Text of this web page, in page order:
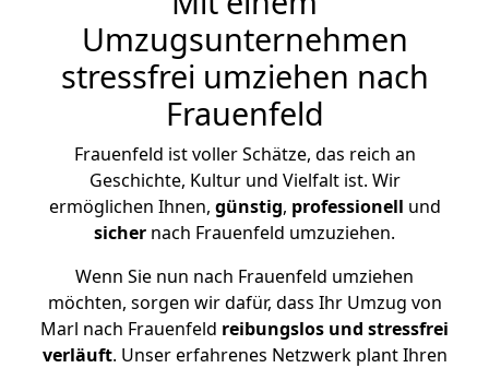
Umzugsunternehmen
stressfrei umziehen nach
Frauenfeld
Frauenfeld ist voller Schätze, das reich an
Geschichte, Kultur und Vielfalt ist. Wir
ermöglichen Ihnen, günstig, professionell und
sicher nach Frauenfeld umzuziehen.
Wenn Sie nun nach Frauenfeld umziehen
möchten, sorgen wir dafür, dass Ihr Umzug von
Marl nach Frauenfeld reibungslos und stressfrei
verläuft. Unser erfahrenes Netzwerk plant Ihren